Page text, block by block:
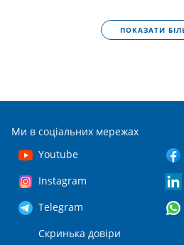
ПОКАЗАТИ
Ми в соціальних мережах
Youtube
Instagram
Telegram
Скринька довіри